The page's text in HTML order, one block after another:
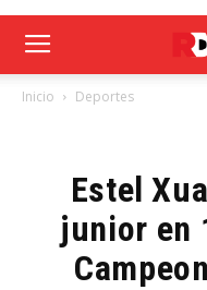
Inicio Deportes
Estel
junior en